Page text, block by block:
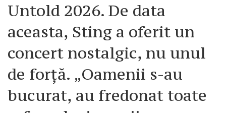
Untold 2026. De data
aceasta, Sting a oferit un
concert nostalgic, nu unul
de forță. „Oamenii s-au
bucurat, au fredonat toate